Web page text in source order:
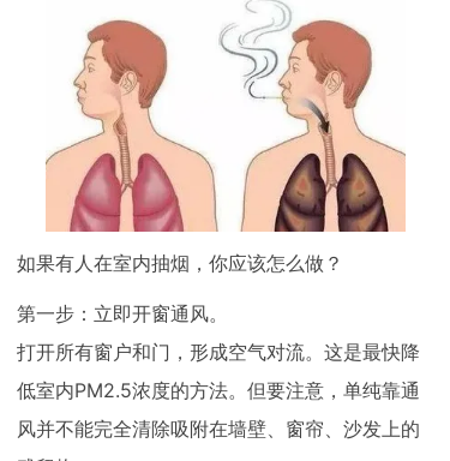
如果有人在室内抽烟，你应该怎么做？
第一步：立即开窗通风。
打开所有窗户和门，形成空气对流。这是最快降
低室内PM2.5浓度的方法。但要注意，单纯靠通
风并不能完全清除吸附在墙壁、窗帘、沙发上的